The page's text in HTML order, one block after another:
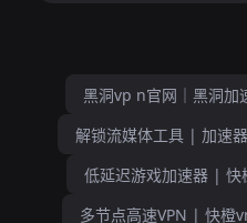
黑洞vp n官网｜黑洞加
解锁流媒体工具 | 加速
低延迟游戏加速器 |
多节点高速VPN | 快橙